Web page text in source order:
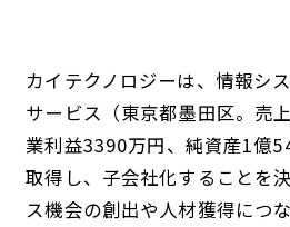
カイテクノロジーは、情報シ
サービス（東京都墨田区。売
業利益3390万円、純資産1億
取得し、子会社化することを
ス機会の創出や人材獲得につ